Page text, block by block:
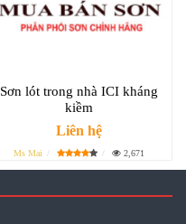
Sơn lót trong nhà ICI kháng
kiềm
Liên hệ
Ms Mai 2,671